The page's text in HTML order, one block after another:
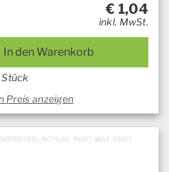
€ 1,04
inkl. MwSt.
In den Warenkorb
Preis anzeigen